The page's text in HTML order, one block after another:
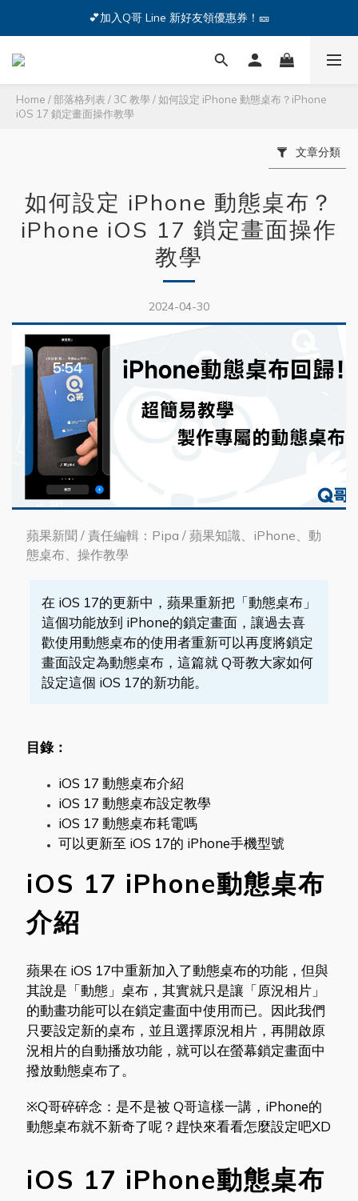
🔥iPhone 17 全系列熱銷中🔥點我購買 — !
💕加入Q哥 Line 新好友領優惠券！🎫
🔥iPhone 17 全系列熱銷中🔥點我購買 — !
Home /部落格列表 / 3C 教學/如何設定 iPhone 動態桌布？iPhone
iOS 17 鎖定畫面操作教學
文章分類
如何設定 iPhone 動態桌布？
iPhone iOS 17 鎖定畫面操作
教學
2024-04-30
蘋果新聞 / 責任編輯：Pipa / 蘋果知識、iPhone、動
態桌布、操作教學
在 iOS 17的更新中，蘋果重新把「動態桌布」
這個功能放到 iPhone的鎖定畫面，讓過去喜
歡使用動態桌布的使用者重新可以再度將鎖定
畫面設定為動態桌布，這篇就 Q哥教大家如何
設定這個 iOS 17的新功能。
目錄：
iOS 17 動態桌布介紹
iOS 17 動態桌布設定教學
iOS 17 動態桌布耗電嗎
可以更新至 iOS 17的 iPhone手機型號
iOS 17 iPhone動態桌布
介紹
蘋果在 iOS 17中重新加入了動態桌布的功能，但與
其說是「動態」桌布，其實就只是讓「原況相片」
的動畫功能可以在鎖定畫面中使用而已。因此我們
只要設定新的桌布，並且選擇原況相片，再開啟原
況相片的自動播放功能，就可以在螢幕鎖定畫面中
撥放動態桌布了。
※Q哥碎碎念：是不是被 Q哥這樣一講，iPhone的
動態桌布就不新奇了呢？趕快來看看怎麼設定吧XD
iOS 17 iPhone動態桌布